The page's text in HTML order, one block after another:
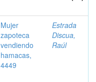
Mujer
zapoteca
vendiendo
hamacas,
4449
Estrada
Discua,
Raúl